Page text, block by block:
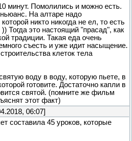
минут. Помолились и можно есть.
На алтаре надо
никто никогда не ел, то есть
Тогда это настоящий "прасад", как
традиции. Такая еда очень
съесть и уже идит насыщение.
клеток тела
воду в воду, которую пьете, в
готовите. Достаточно капли в
святой. (помните же фильм
этот факт)
06:07]
составила 45 уроков, которые